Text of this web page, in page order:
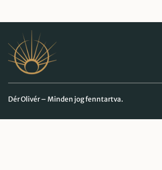
Dér Olivér – Minden jog fenntartva.